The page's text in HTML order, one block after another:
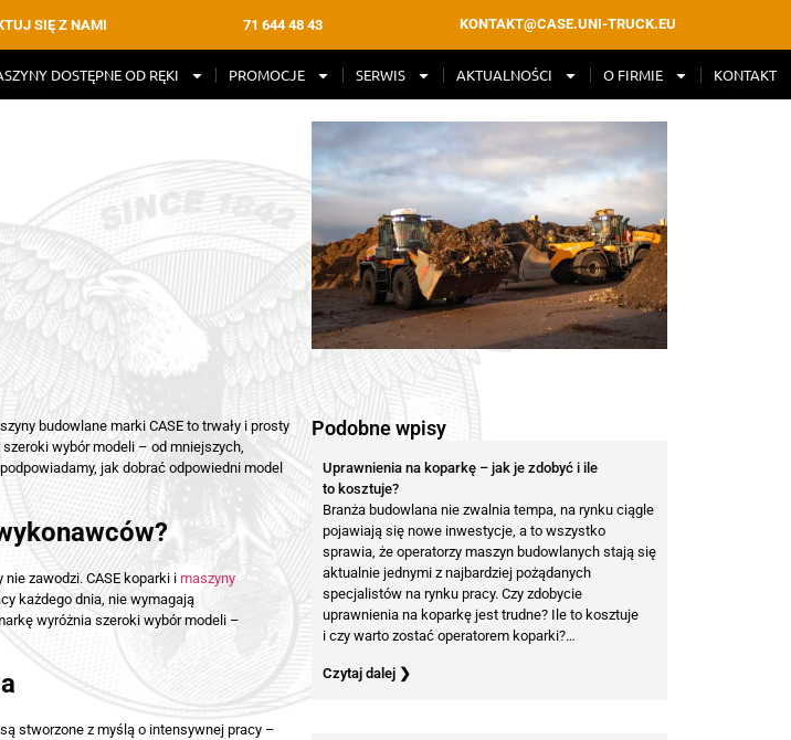
SIĘ Z NAMI 71 644 48 43 KONTAKT@CASE.UNI-TRUCK.EU
DOSTĘPNE OD RĘKI PROMOCJE SERWIS AKTUALNOŚCI O FIRMIE KONTAKT
budowlane marki CASE to trwały i prosty
wybór modeli – od mniejszych,
jak dobrać odpowiedni model
zawodzi. CASE koparki i maszyny
każdego dnia, nie wymagają
wyróżnia szeroki wybór modeli –
stworzone z myślą o intensywnej pracy –
Podobne wpisy
Uprawnienia na koparkę – jak je zdobyć i ile
to kosztuje?
Branża budowlana nie zwalnia tempa, na rynku ciągle
pojawiają się nowe inwestycje, a to wszystko
sprawia, że operatorzy maszyn budowlanych stają się
aktualnie jednymi z najbardziej pożądanych
specjalistów na rynku pracy. Czy zdobycie
uprawnienia na koparkę jest trudne? Ile to kosztuje
i czy warto zostać operatorem koparki?…
Czytaj dalej ❯